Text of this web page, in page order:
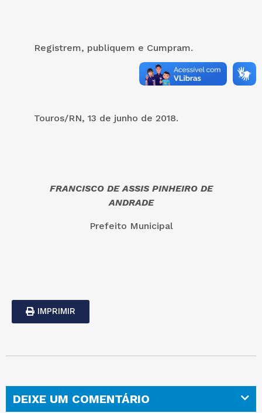
Registrem, publiquem e Cumpram.
Touros/RN, 13 de junho de 2018.
FRANCISCO DE ASSIS PINHEIRO DE
ANDRADE
Prefeito Municipal
IMPRIMIR
DEIXE UM COMENTÁRIO